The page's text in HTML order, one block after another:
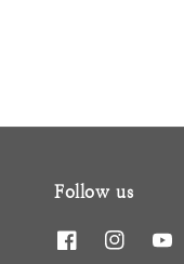
Follow us